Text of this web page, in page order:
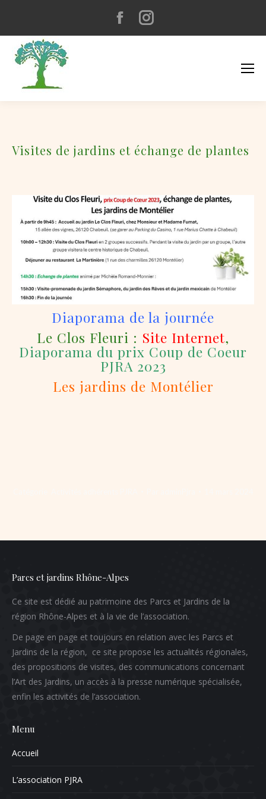
Facebook
page page
Visites de jardins et échange de plantes
Diaporama de la journée
Le Clos Fleuri : Site Internet,
Diaporama du prix Coup de Coeur
PJRA 2023
Les jardins de Montélier
Parcs et jardins Rhône-Alpes
Ce site est dédié au patrimoine des Parcs et Jardins de la
région Rhône-Alpes et à la vie de l’association.
De page en page et toujours en relation avec les Parcs et
Jardins de la région, ce site propose les actualités régionales,
des propositions de visites, des communications concernant
l’Art des Jardins, un accès à la presse numérique spécialisée,
enfin les activités de l’association.
Menu
Accueil
L’association PJRA